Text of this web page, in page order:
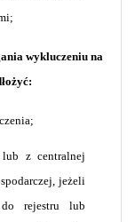
wykluczeniu na
lub z centralnej
jeżeli
rejestru lub